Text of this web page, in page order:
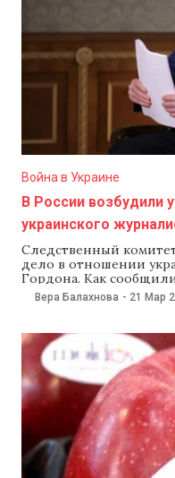
Война в Украине
В России возбудили
украинского
Следственный
дело в отношении
Гордона. Как
обвиняют в призывах
ненависти и
украинского
вооруженное
развязать против нее
Вера Балахнова - 21 Мар